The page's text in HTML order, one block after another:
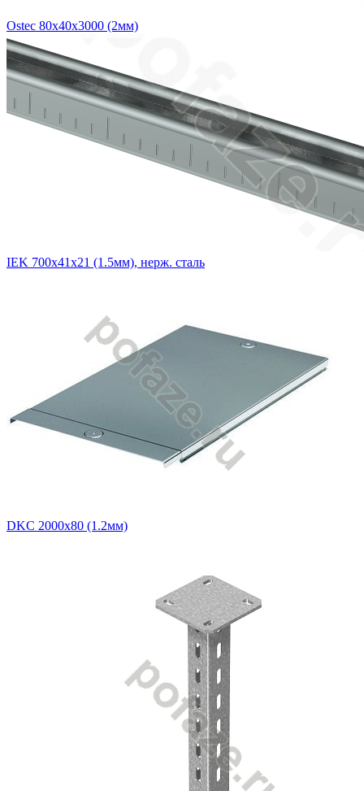
Ostec 80х40х3000 (2мм)
IEK 700х41х21 (1.5мм), нерж. сталь
DKC 2000х80 (1.2мм)